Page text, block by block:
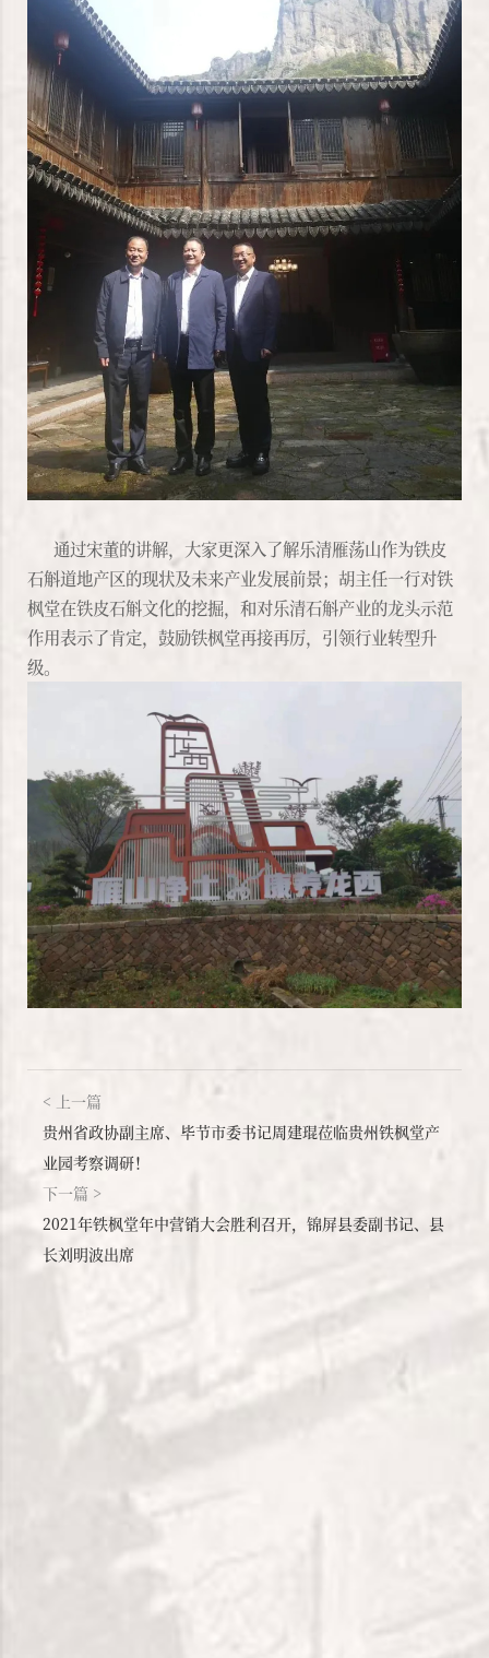
通过宋董的讲解，大家更深入了解乐清雁荡山作为铁皮
石斛道地产区的现状及未来产业发展前景；胡主任一行对铁
枫堂在铁皮石斛文化的挖掘，和对乐清石斛产业的龙头示范
作用表示了肯定，鼓励铁枫堂再接再厉，引领行业转型升
级。
贵州省政协副主席、毕节市委书记周建琨莅临贵州铁枫堂产
业园考察调研！
2021年铁枫堂年中营销大会胜利召开，锦屏县委副书记、县
长刘明波出席